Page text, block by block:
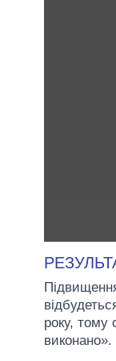
року, тому
виконано».